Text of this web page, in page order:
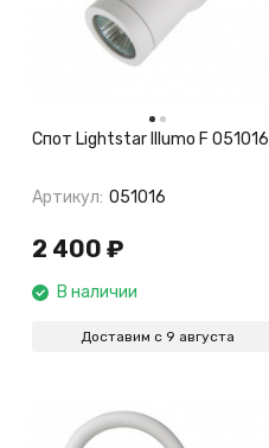
Спот Lightstar Illumo F 051016
Артикул: 051016
2 400 ₽
В наличии
Доставим с 9 августа